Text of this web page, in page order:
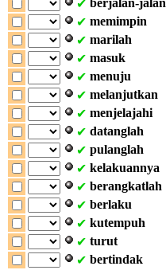
✔ berjalan-jalan
✔ memimpin
✔ marilah
✔ masuk
✔ menuju
✔ melanjutkan
✔ menjelajahi
✔ datanglah
✔ pulanglah
✔ kelakuannya
✔ berangkatlah
✔ berlaku
✔ kutempuh
✔ turut
✔ bertindak